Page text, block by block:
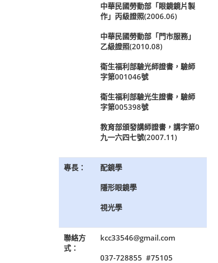
中華民國勞動部「眼鏡鏡片製
作」丙級證照(2006.06)
中華民國勞動部「門市服務」
乙級證照(2010.08)
衛生福利部驗光師證書，驗師
字第001046號
衛生福利部驗光生證書，驗師
字第005398號
教育部頒發講師證書，講字第0
九一六四七號(2007.11)
專長： 配鏡學
隱形眼鏡學
視光學
聯絡方
式：
kcc33546@gmail.com
037-728855 #75105